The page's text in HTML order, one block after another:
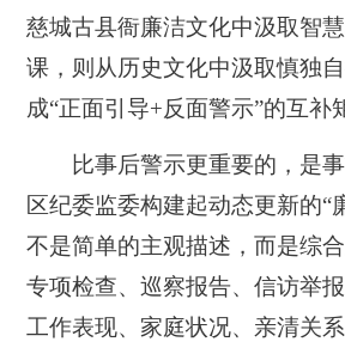
慈城古县衙廉洁文化中汲取智
课，则从历史文化中汲取慎独
成“正面引导+反面警示”的互补
比事后警示更重要的，是事
区纪委监委构建起动态更新的“
不是简单的主观描述，而是综合
专项检查、巡察报告、信访举
工作表现、家庭状况、亲清关